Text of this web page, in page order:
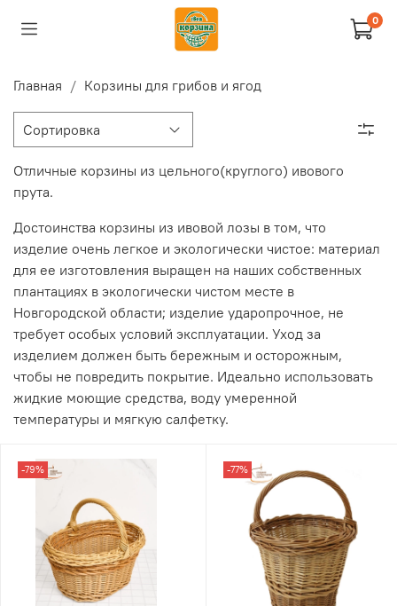
0
Главная Корзины для грибов и ягод
Отличные корзины из цельного(круглого) ивового
прута.
Достоинства корзины из ивовой лозы в том, что
изделие очень легкое и экологически чистое: материал
для ее изготовления выращен на наших собственных
плантациях в экологически чистом месте в
Новгородской области; изделие ударопрочное, не
требует особых условий эксплуатации. Уход за
изделием должен быть бережным и осторожным,
чтобы не повредить покрытие. Идеально использовать
жидкие моющие средства, воду умеренной
температуры и мягкую салфетку.
-79% -77%